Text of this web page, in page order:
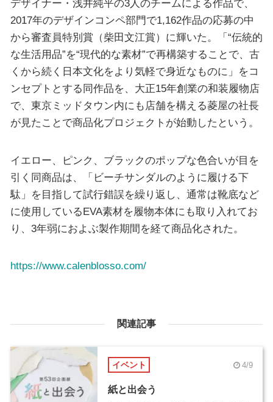
デザイナー・浅井純平の3人のチームによる作品で、
2017年のデザインコンペ部門で1,162作品の応募の中
から審査員特別賞（柴田文江賞）に輝いた。「“伝統的
な生活用品”を“現代的な素材”で再構築することで、古
くから続く日本文化をより気軽で身近なものに」をコ
ンセプトとする同作品を、大正15年創業の和装履物店
で、東京ミッドタウン内にも店舗を構える菱屋の社長
が見たことで商品化プロジェクトが始動したという。
イエロー、ピンク、ブラックのポップな色合いが目を
引く同商品は、「ビーチサンダルのように履ける下
駄」を目指して試行錯誤を繰り返し、通常は靴底など
に使用しているEVA素材を履物本体にも取り入れてお
り、3年弱におよぶ製作期間を経て商品化された。
https://www.calenblosso.com/
関連記事
イベント 4/9
紙と出会う